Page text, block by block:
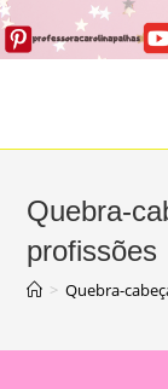
Quebra-
profissões
> Quebra-